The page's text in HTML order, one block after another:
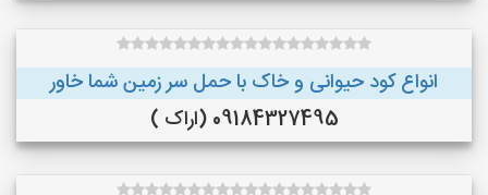
انواع کود حیوانی و خاک با حمل سر زمین شما خاور
09184327495 (اراک )